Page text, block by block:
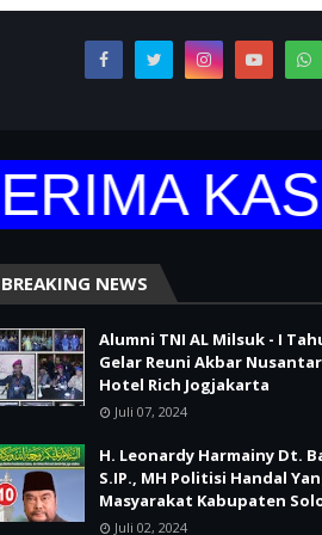
BREAKING NEWS
Alumni TNI AL Milsuk - I
Gelar Reuni Akbar
Hotel Rich Jogjakarta
Juli 07, 2024
H. Leonardy Harmainy Dt.
S.IP., MH Politisi Handal
Masyarakat Kabupaten
Juli 02, 2024